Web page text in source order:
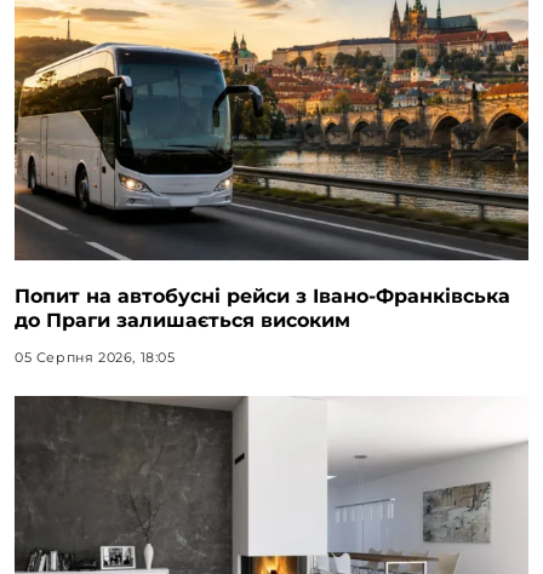
Попит на автобусні рейси з Івано-Франківська
до Праги залишається високим
05 Серпня 2026, 18:05